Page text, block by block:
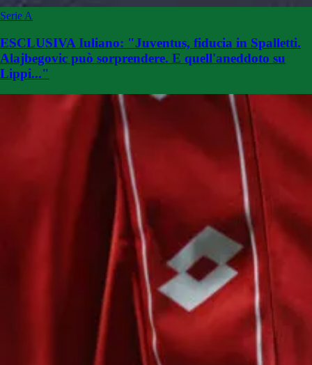
Serie A
ESCLUSIVA Iuliano: "Juventus, fiducia in Spalletti.
Alajbegovic può sorprendere. E quell'aneddoto su
Lippi..."